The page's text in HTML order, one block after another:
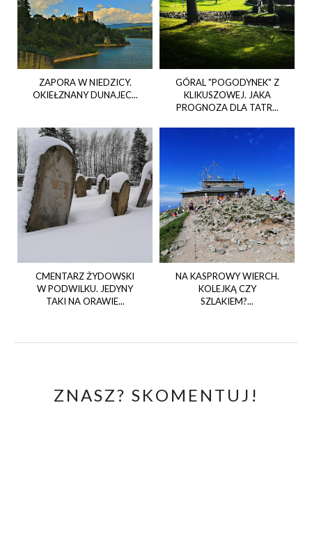
ZAPORA W NIEDZICY.
OKIEŁZNANY DUNAJEC...
GÓRAL "POGODYNEK" Z
KLIKUSZOWEJ. JAKA
PROGNOZA DLA TATR...
CMENTARZ ŻYDOWSKI
W PODWILKU. JEDYNY
TAKI NA ORAWIE...
NA KASPROWY WIERCH.
KOLEJKĄ CZY
SZLAKIEM?...
ZNASZ? SKOMENTUJ!